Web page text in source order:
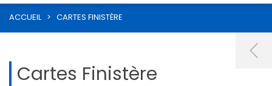
ACCUEIL > CARTES FINISTÈRE
Cartes Finistère